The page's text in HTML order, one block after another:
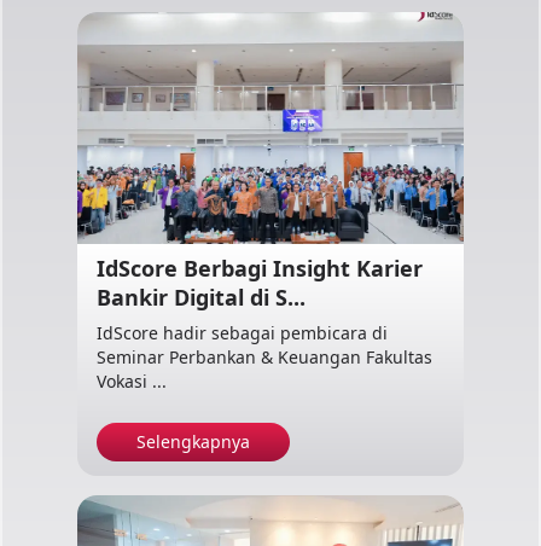
IdScore Berbagi Insight Karier
Bankir Digital di S...
IdScore hadir sebagai pembicara di
Seminar Perbankan & Keuangan Fakultas
Vokasi ...
Selengkapnya